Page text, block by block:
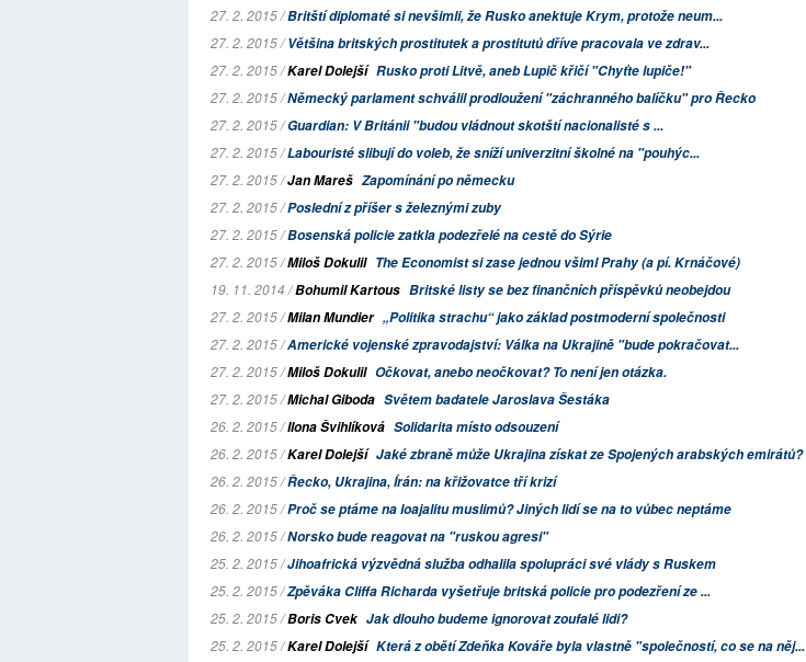
27. 2. 2015 /Britští diplomaté si nevšimli, že Rusko anektuje Krym, protože neum...
27. 2. 2015 /Většina britských prostitutek a prostitutů dříve pracovala ve zdrav...
27. 2. 2015 /Karel Dolejší Rusko proti Litvě, aneb Lupič křičí "Chyťte lupiče!"
27. 2. 2015 /Německý parlament schválil prodloužení "záchranného balíčku" pro Řecko
27. 2. 2015 /Guardian: V Británii "budou vládnout skotští nacionalisté s ...
27. 2. 2015 /Labouristé slibují do voleb, že sníží univerzitní školné na "pouhýc...
27. 2. 2015 /Jan Mareš Zapomínání po německu
27. 2. 2015 /Poslední z příšer s železnými zuby
27. 2. 2015 /Bosenská policie zatkla podezřelé na cestě do Sýrie
27. 2. 2015 /Miloš Dokulil The Economist si zase jednou všiml Prahy (a pí. Krnáčové)
19. 11. 2014 /Bohumil Kartous Britské listyse bez finančních příspěvků neobejdou
27. 2. 2015 /Milan Mundier „Politika strachu“ jako základ postmoderní společnosti
27. 2. 2015 /Americké vojenské zpravodajství: Válka na Ukrajině "bude pokračovat...
27. 2. 2015 /Miloš Dokulil Očkovat, anebo neočkovat? To není jen otázka.
27. 2. 2015 /Michal Giboda Světem badatele Jaroslava Šestáka
26. 2. 2015 /Ilona Švihlíková Solidarita místo odsouzení
26. 2. 2015 /Karel Dolejší Jaké zbraně může Ukrajina získat ze Spojených arabských emirátů?
26. 2. 2015 /Řecko, Ukrajina, Írán: na křižovatce tří krizí
26. 2. 2015 /Proč se ptáme na loajalitu muslimů? Jiných lidí se na to vůbec neptáme
26. 2. 2015 /Norsko bude reagovat na "ruskou agresi"
25. 2. 2015 /Jihoafrická výzvědná služba odhalila spolupráci své vlády s Ruskem
25. 2. 2015 /Zpěváka Cliffa Richarda vyšetřuje britská policie pro podezření ze ...
25. 2. 2015 /Boris Cvek Jak dlouho budeme ignorovat zoufalé lidi?
25. 2. 2015 /Karel Dolejší Která z obětí Zdeňka Kováře byla vlastně "společností, co se na něj...